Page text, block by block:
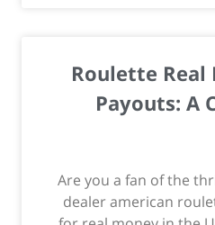
Roulette Real
Payouts: A
Are you a fan of the
dealer american